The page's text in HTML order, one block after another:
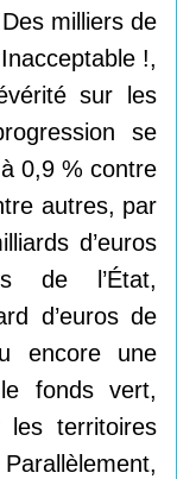
milliers de
!,
sur les
se
0,9 % contre
autres, par
d’euros
de l’État,
d’euros de
encore une
fonds vert,
les territoires